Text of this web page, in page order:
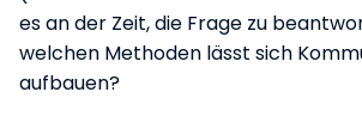
es an der Zeit, die Frage zu
welchen Methoden lässt sich
aufbauen?